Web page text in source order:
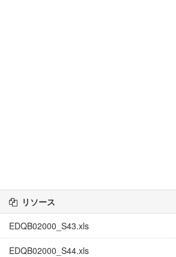
リソース
EDQB02000_S43.xls
EDQB02000_S44.xls